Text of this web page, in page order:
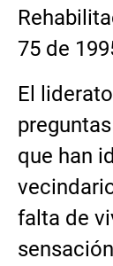
75 de
El
que han
falta de